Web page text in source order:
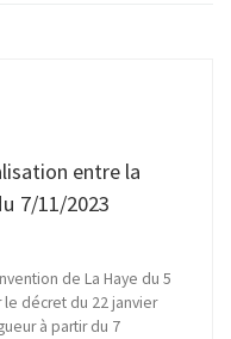
entre la
7/11/2023
de La Haye du 5
décret du 22 janvier
à partir du 7